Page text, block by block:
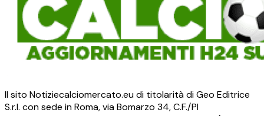
Il sito Notiziecalciomercato.eu di titolarità di Geo Editrice
S.r.l. con sede in Roma, via Bomarzo 34, C.F./PI